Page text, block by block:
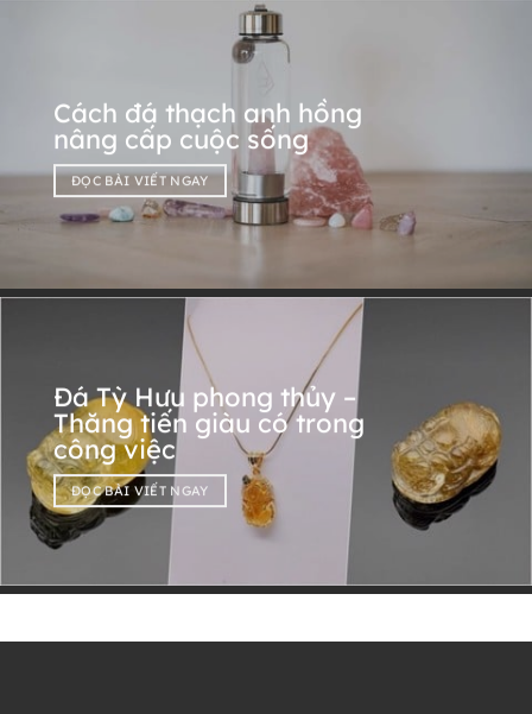
Cách đá thạch anh hồng
nâng cấp cuộc sống
ĐỌC BÀI VIẾT NGAY
Đá Tỳ Hưu phong thủy –
Thăng tiến giàu có trong
công việc
ĐỌC BÀI VIẾT NGAY